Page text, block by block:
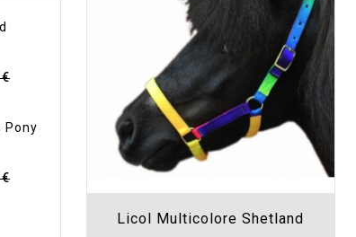
Pony
Licol Multicolore Shetland